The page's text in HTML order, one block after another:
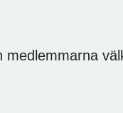
medlemmarna